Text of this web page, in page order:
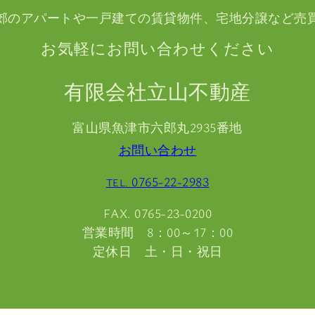
のアパートや一戸建ての賃貸物件、宅地分譲など売
お気軽にお問い合わせください
有限会社立山不動産
富山県魚津市六郎丸2935番地
お問い合わせ
TEL. 0765-22-2983
FAX. 0765-23-0200
営業時間 8：00～17：00
定休日 土・日・祝日